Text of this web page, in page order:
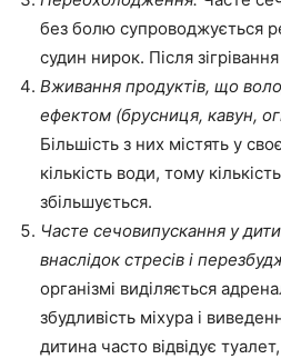
без болю супроводжується
судин нирок. Після
Вживання продуктів, що
ефектом (брусниця, кавун,
Більшість з них містять у
кількість води, тому
збільшується.
Часте сечовипускання у
внаслідок стресів і
організмі виділяється
збудливість міхура і
дитина часто відвідує